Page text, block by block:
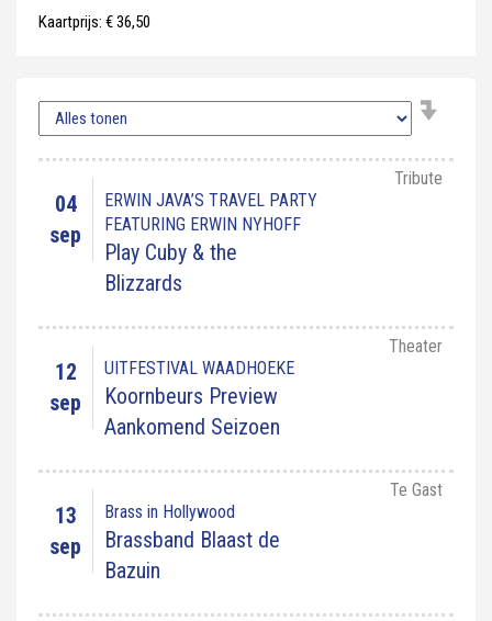
Kaartprijs: € 36,50
04
sep
ERWIN JAVA’S TRAVEL PARTY
FEATURING ERWIN NYHOFF
Play Cuby & the
Blizzards
Tribute
12
sep
UITFESTIVAL WAADHOEKE
Koornbeurs Preview
Aankomend Seizoen
Theater
13
sep
Brass in Hollywood
Brassband Blaast de
Bazuin
Te Gast